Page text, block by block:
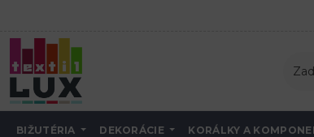
BIŽUTÉRIA DEKORÁCIE KORÁLKY A